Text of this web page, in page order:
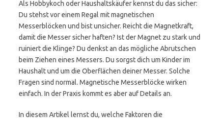
Als Hobbykoch oder Haushaltskäufer kennst du das sicher:
Du stehst vor einem Regal mit magnetischen
Messerblöcken und bist unsicher. Reicht die Magnetkraft,
damit die Messer sicher haften? Ist der Magnet zu stark und
ruiniert die Klinge? Du denkst an das mögliche Abrutschen
beim Ziehen eines Messers. Du sorgst dich um Kinder im
Haushalt und um die Oberflächen deiner Messer. Solche
Fragen sind normal. Magnetische Messerblöcke wirken
einfach. In der Praxis kommt es aber auf Details an.
In diesem Artikel lernst du, welche Faktoren die